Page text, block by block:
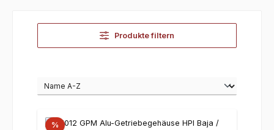
Produkte filtern
%